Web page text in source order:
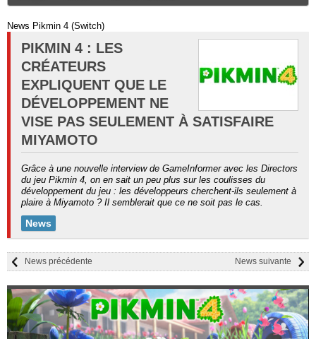
News Pikmin 4 (Switch)
PIKMIN 4 : LES
CRÉATEURS
EXPLIQUENT QUE LE
DÉVELOPPEMENT NE
VISE PAS SEULEMENT À SATISFAIRE
MIYAMOTO
Grâce à une nouvelle interview de GameInformer avec les Directors
du jeu Pikmin 4, on en sait un peu plus sur les coulisses du
développement du jeu : les développeurs cherchent-ils seulement à
plaire à Miyamoto ? Il semblerait que ce ne soit pas le cas.
News
News suivante
News précédente